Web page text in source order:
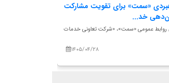
«سمت» برای تقویت مشارکت
خد...
روابط عمومی «سمت»، «شرکت تعاونی خدمات
۱۴۰۵/۰۴/۲۸